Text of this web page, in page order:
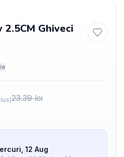
Ghiveci
23.39lei
12 Aug